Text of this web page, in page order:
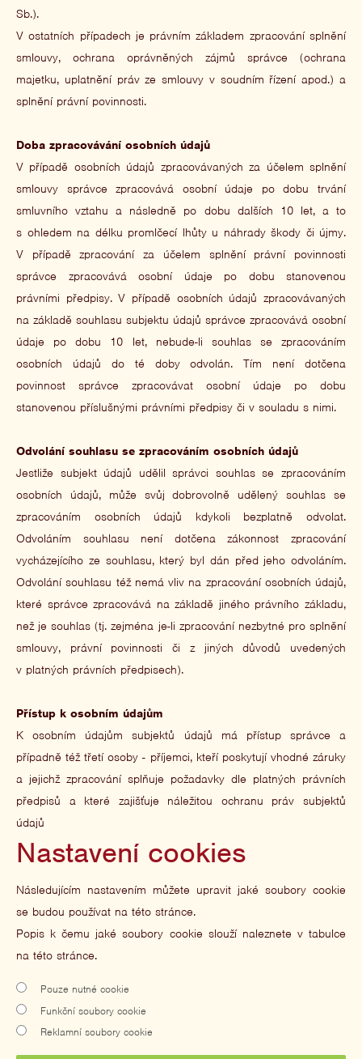
Sb.).
V ostatních případech je právním základem zpracování splnění
smlouvy, ochrana oprávněných zájmů správce (ochrana
majetku, uplatnění práv ze smlouvy v soudním řízení apod.) a
splnění právní povinnosti.
Doba zpracovávání osobních údajů
V případě osobních údajů zpracovávaných za účelem splnění
smlouvy správce zpracovává osobní údaje po dobu trvání
smluvního vztahu a následně po dobu dalších 10 let, a to
s ohledem na délku promlčecí lhůty u náhrady škody či újmy.
V případě zpracování za účelem splnění právní povinnosti
správce zpracovává osobní údaje po dobu stanovenou
právními předpisy. V případě osobních údajů zpracovávaných
na základě souhlasu subjektu údajů správce zpracovává osobní
údaje po dobu 10 let, nebude-li souhlas se zpracováním
osobních údajů do té doby odvolán. Tím není dotčena
povinnost správce zpracovávat osobní údaje po dobu
stanovenou příslušnými právními předpisy či v souladu s nimi.
Odvolání souhlasu se zpracováním osobních údajů
Jestliže subjekt údajů udělil správci souhlas se zpracováním
osobních údajů, může svůj dobrovolně udělený souhlas se
zpracováním osobních údajů kdykoli bezplatně odvolat.
Odvoláním souhlasu není dotčena zákonnost zpracování
vycházejícího ze souhlasu, který byl dán před jeho odvoláním.
Odvolání souhlasu též nemá vliv na zpracování osobních údajů,
které správce zpracovává na základě jiného právního základu,
než je souhlas (tj. zejména je-li zpracování nezbytné pro splnění
smlouvy, právní povinnosti či z jiných důvodů uvedených
v platných právních předpisech).
Přístup k osobním údajům
K osobním údajům subjektů údajů má přístup správce a
případně též třetí osoby - příjemci, kteří poskytují vhodné záruky
a jejichž zpracování splňuje požadavky dle platných právních
předpisů a které zajišťuje náležitou ochranu práv subjektů
údajů
Nastavení cookies
Následujícím nastavením můžete upravit jaké soubory cookie
se budou používat na této stránce.
Popis k čemu jaké soubory cookie slouží naleznete v tabulce
na této stránce.
Pouze nutné cookie
Funkční soubory cookie
Reklamní soubory cookie